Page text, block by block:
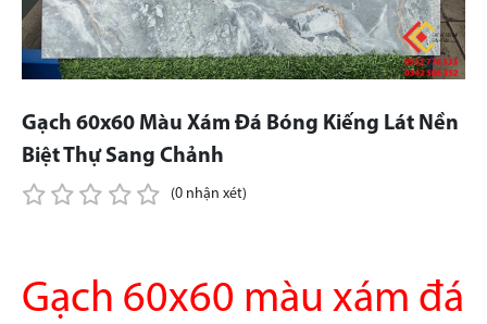
Gạch 60x60 Màu Xám Đá Bóng Kiếng Lát Nền
Biệt Thự Sang Chảnh
(0 nhận xét)
Gạch 60x60 màu xám đá